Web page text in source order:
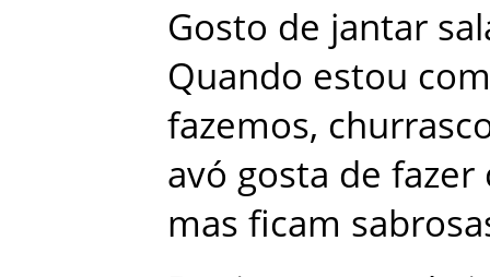
Gosto de jantar
Quando estou com
fazemos,
avó gosta de fazer
mas ficam